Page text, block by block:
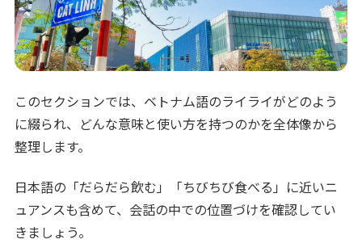
このセクションでは、ベトナム語のライライがどのよう
に綴られ、どんな意味と使い方を持つのかを全体像から
整理します。
日本語の「だらだら飲む」「ちびちび食べる」に近いニ
ュアンスも含めて、会話の中での位置づけを確認してい
きましょう。